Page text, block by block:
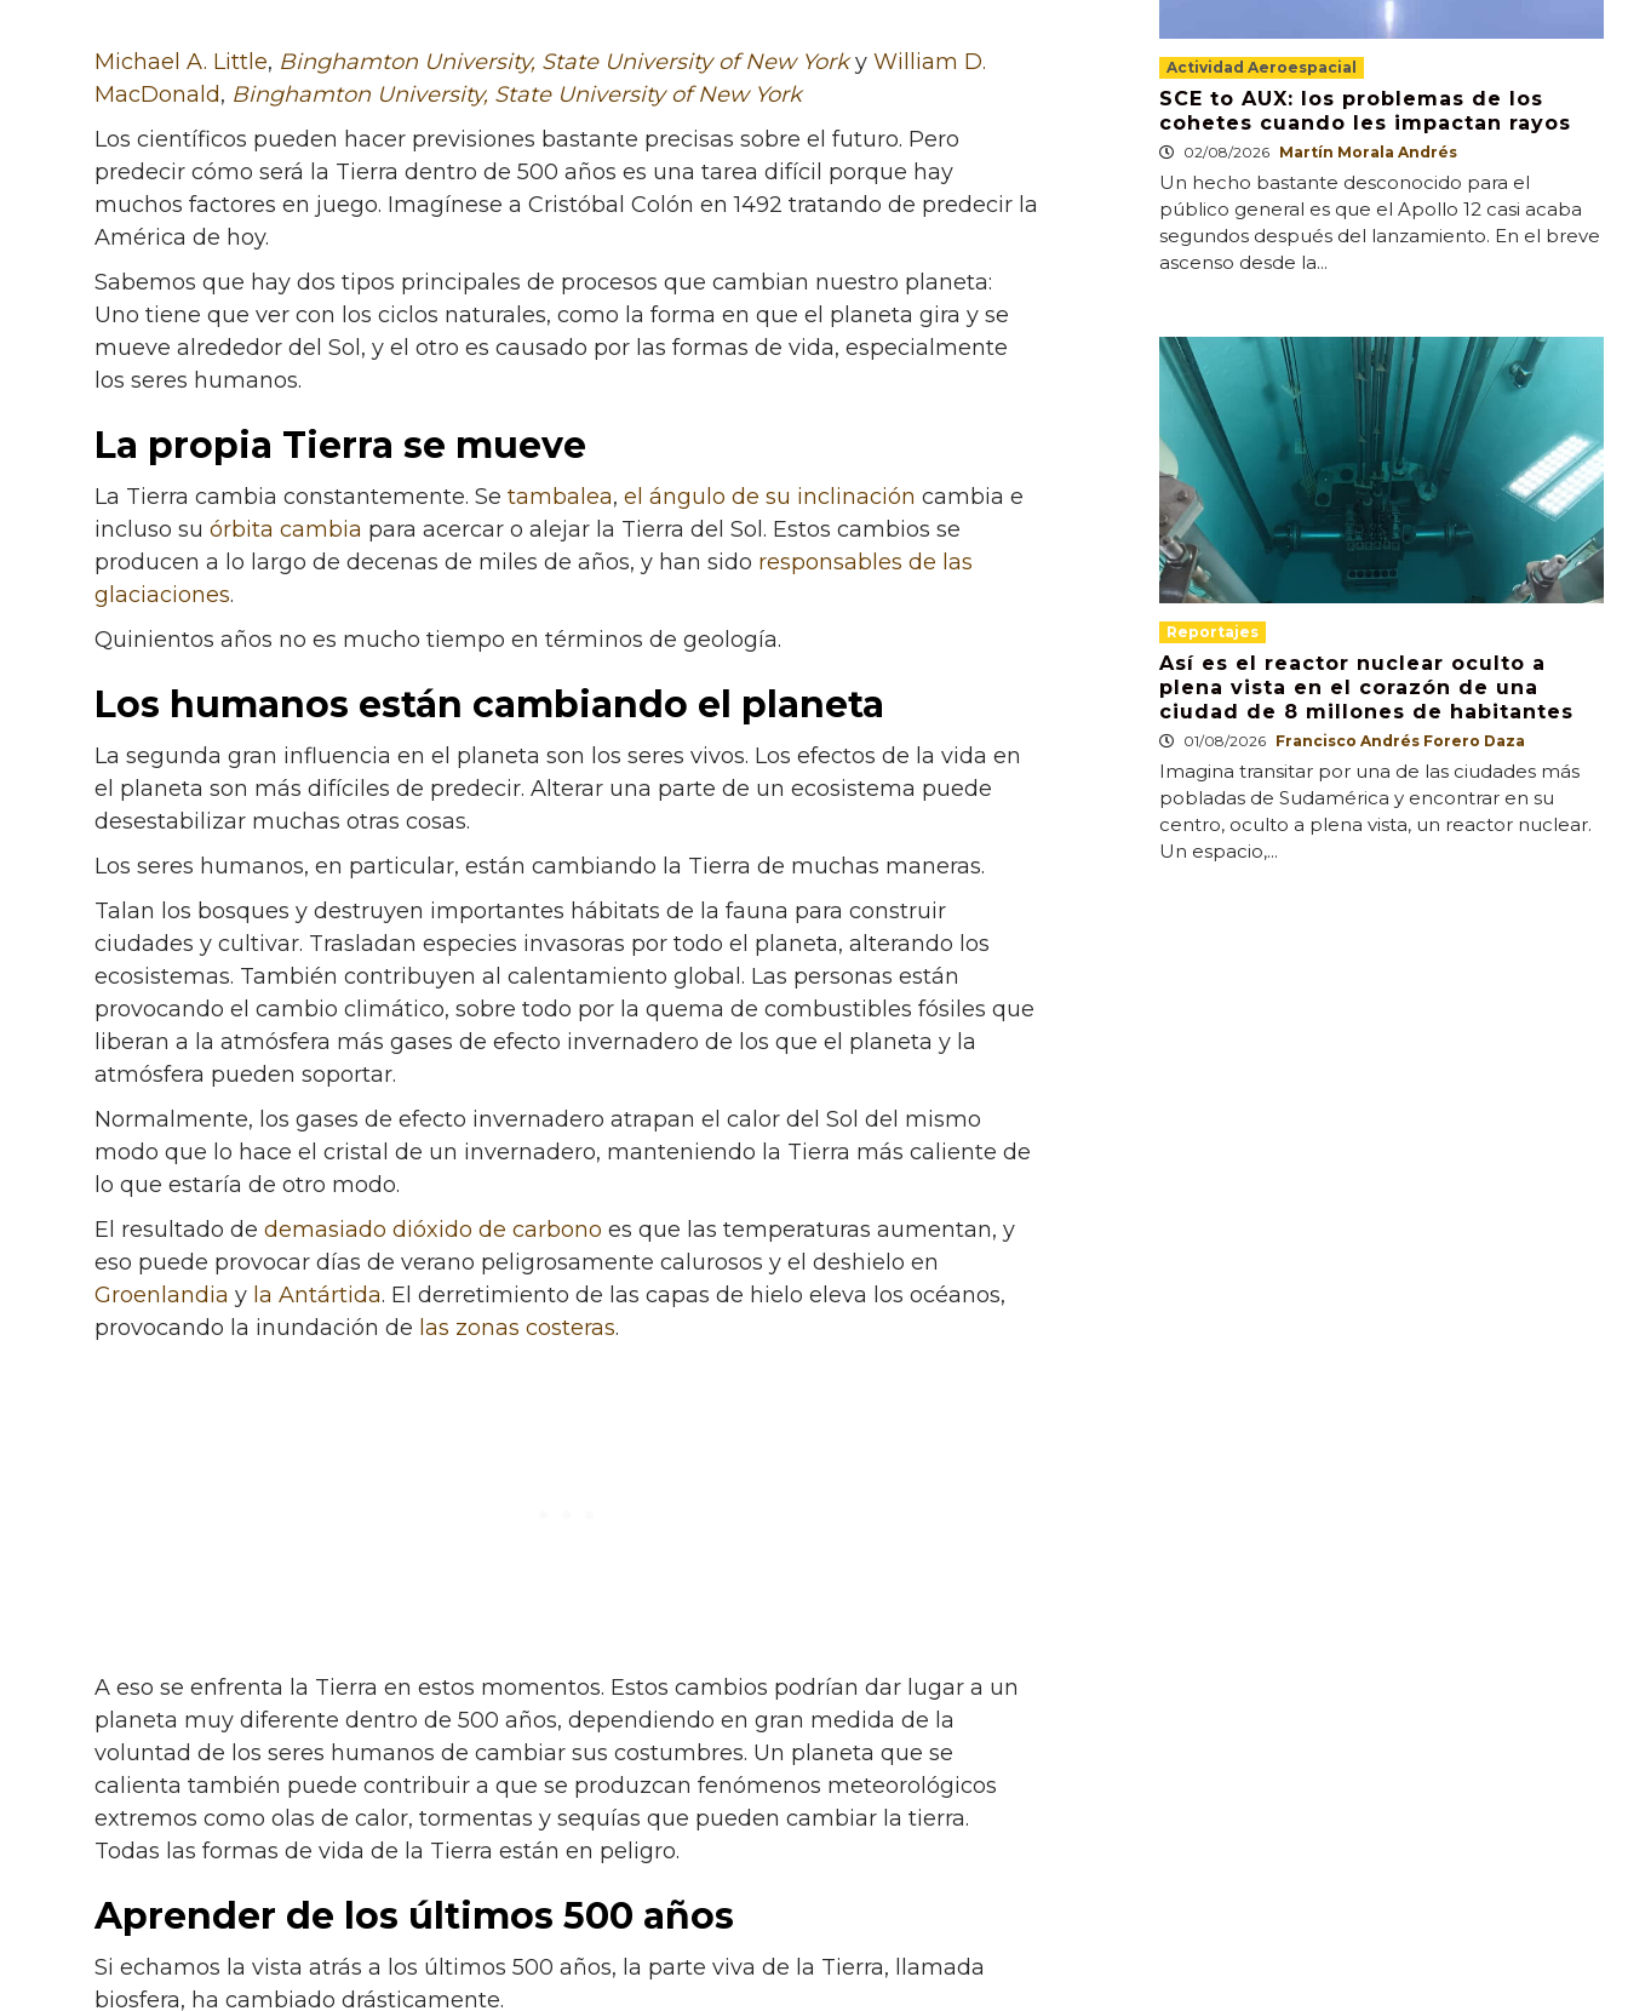
Michael A. Little, Binghamton University, State University of New YorkyWilliam D.
MacDonald, Binghamton University, State University of New York
Los científicos pueden hacer previsiones bastante precisas sobre el futuro. Pero
predecir cómo será la Tierra dentro de 500 años es una tarea difícil porque hay
muchos factores en juego. Imagínese a Cristóbal Colón en 1492 tratando de predecir la
América de hoy.
Sabemos que hay dos tipos principales de procesos que cambian nuestro planeta:
Uno tiene que ver con los ciclos naturales, como la forma en que el planeta gira y se
mueve alrededor del Sol, y el otro es causado por las formas de vida, especialmente
los seres humanos.
La propia Tierra se mueve
La Tierra cambia constantemente. Setambalea,el ángulo de su inclinación cambia e
incluso suórbita cambia para acercar o alejar la Tierra del Sol. Estos cambios se
producen a lo largo de decenas de miles de años, y han sido responsables de las
glaciaciones.
Quinientos años no es mucho tiempo en términos de geología.
Los humanos están cambiando el planeta
La segunda gran influencia en el planeta son los seres vivos. Los efectos de la vida en
el planeta son más difíciles de predecir. Alterar una parte de un ecosistema puede
desestabilizar muchas otras cosas.
Los seres humanos, en particular, están cambiando la Tierra de muchas maneras.
Talan los bosques y destruyen importantes hábitats de la fauna para construir
ciudades y cultivar. Trasladan especies invasoras por todo el planeta, alterando los
ecosistemas. También contribuyen al calentamiento global. Las personas están
provocando el cambio climático, sobre todo por la quema de combustibles fósiles que
liberan a la atmósfera más gases de efecto invernadero de los que el planeta y la
atmósfera pueden soportar.
Normalmente, los gases de efecto invernadero atrapan el calor del Sol del mismo
modo que lo hace el cristal de un invernadero, manteniendo la Tierra más caliente de
lo que estaría de otro modo.
El resultado dedemasiado dióxido de carbono es que las temperaturas aumentan, y
eso puede provocar días de verano peligrosamente calurosos y el deshielo en
Groenlandia y la Antártida. El derretimiento de las capas de hielo eleva los océanos,
provocando la inundación de las zonas costeras.
A eso se enfrenta la Tierra en estos momentos. Estos cambios podrían dar lugar a un
planeta muy diferente dentro de 500 años, dependiendo en gran medida de la
voluntad de los seres humanos de cambiar sus costumbres. Un planeta que se
calienta también puede contribuir a que se produzcan fenómenos meteorológicos
extremos como olas de calor, tormentas y sequías que pueden cambiar la tierra.
Todas las formas de vida de la Tierra están en peligro.
Aprender de los últimos 500 años
Si echamos la vista atrás a los últimos 500 años, la parte viva de la Tierra, llamada
biosfera, ha cambiado drásticamente.
Actividad Aeroespacial
SCE to AUX: los problemas de los
cohetes cuando les impactan rayos
02/08/2026 Martín Morala Andrés
Un hecho bastante desconocido para el
público general es que el Apollo 12 casi acaba
segundos después del lanzamiento. En el breve
ascenso desde la...
Reportajes
Así es el reactor nuclear oculto a
plena vista en el corazón de una
ciudad de 8 millones de habitantes
01/08/2026 Francisco Andrés Forero Daza
Imagina transitar por una de las ciudades más
pobladas de Sudamérica y encontrar en su
centro, oculto a plena vista, un reactor nuclear.
Un espacio,...